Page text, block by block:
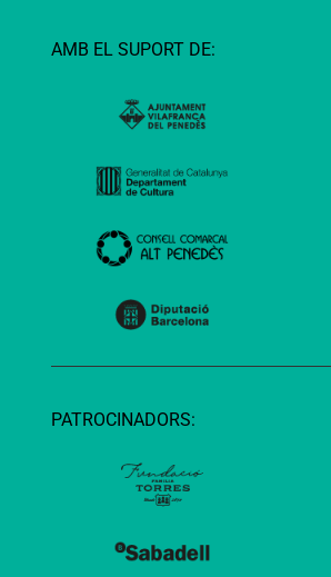
AMB EL SUPORT DE:
PATROCINADORS: